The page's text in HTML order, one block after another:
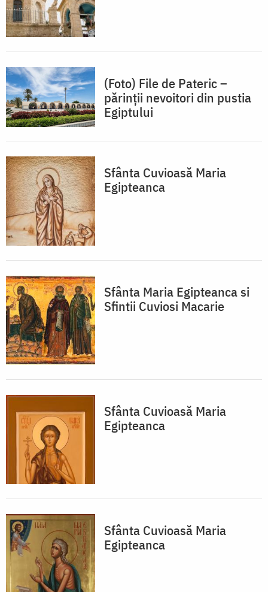
(Foto) File de Pateric –
părinții nevoitori din pustia
Egiptului
Sfânta Cuvioasă Maria
Egipteanca
Sfânta Maria Egipteanca si
Sfintii Cuviosi Macarie
Sfânta Cuvioasă Maria
Egipteanca
Sfânta Cuvioasă Maria
Egipteanca